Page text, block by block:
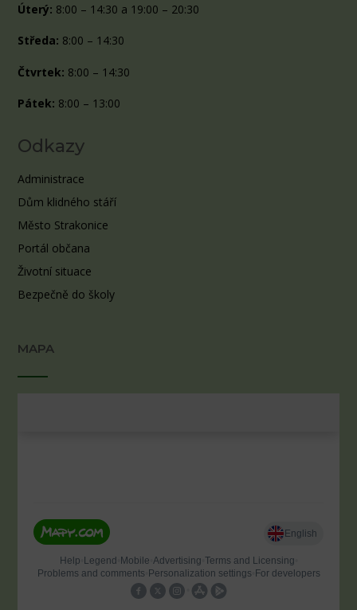
Úterý: 8:00 – 14:30 a 19:00 – 20:30
Středa: 8:00 – 14:30
Čtvrtek: 8:00 – 14:30
Pátek: 8:00 – 13:00
Odkazy
Administrace
Dům klidného stáří
Město Strakonice
Portál občana
Životní situace
Bezpečně do školy
MAPA